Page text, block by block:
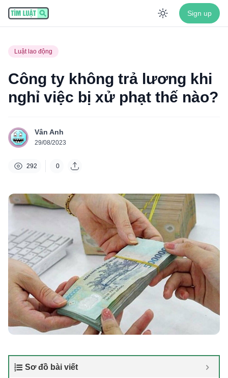
Enable
Sign up
Luật lao động
Công ty không trả lương khi
nghỉ việc bị xử phạt thế nào?
Vân Anh
29/08/2023
292 0
Sơ đồ bài viết